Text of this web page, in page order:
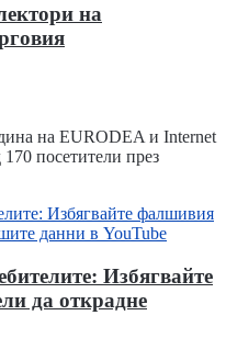
нa
на EURODEA и Internet
посетители през
Избягвайте
да открадне